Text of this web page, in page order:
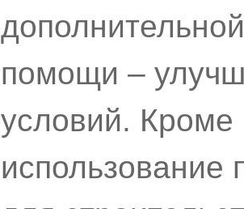
помощи –
условий. Кроме
использование